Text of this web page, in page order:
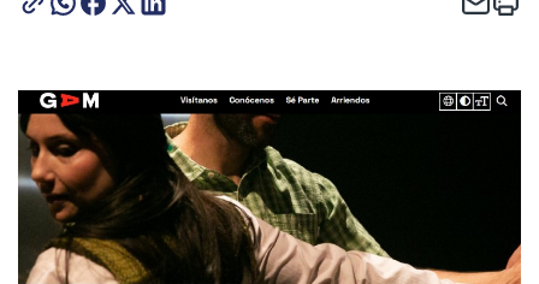
Alumni
UGM Online
Language Center
CIEO
Contacto y Horarios